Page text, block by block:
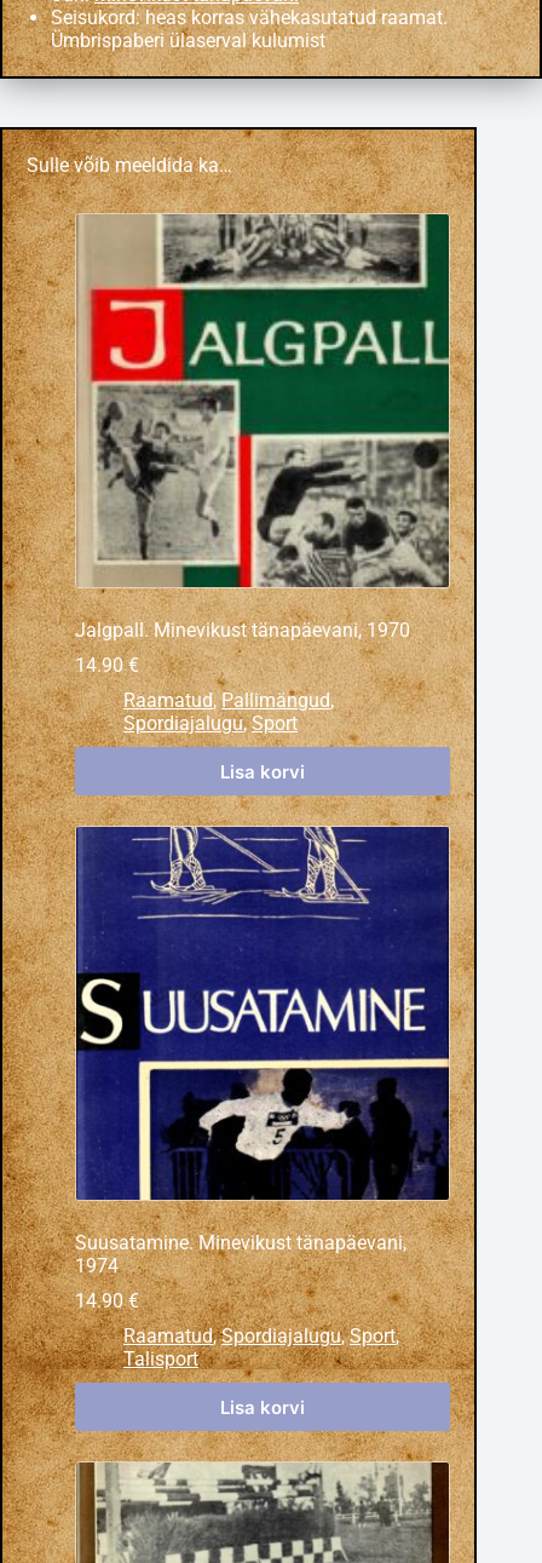
Seisukord: heas korras vähekasutatud raamat.
Ümbrispaberi ülaserval kulumist
Sulle võib meeldida ka…
Jalgpall. Minevikust tänapäevani, 1970
14.90€
Raamatud,Pallimängud,
Spordiajalugu,Sport
Lisa korvi
Suusatamine. Minevikust tänapäevani,
1974
14.90€
Raamatud,Spordiajalugu,Sport,
Talisport
Lisa korvi